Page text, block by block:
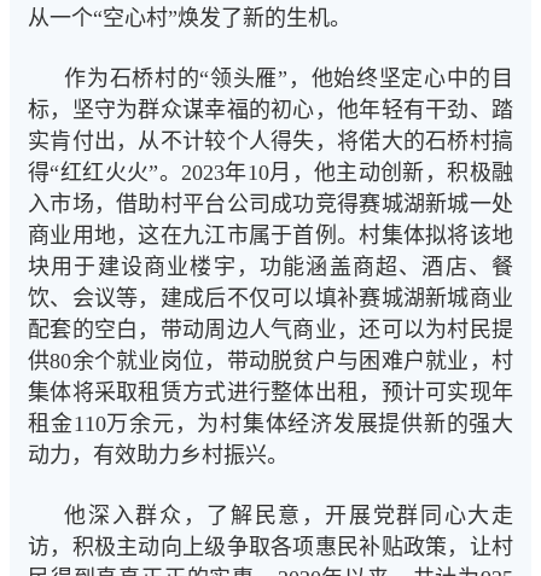
从一个“空心村”焕发了新的生机。
作为石桥村的“领头雁”，他始终坚定心中的目
标，坚守为群众谋幸福的初心，他年轻有干劲、踏
实肯付出，从不计较个人得失，将偌大的石桥村搞
得“红红火火”。2023年10月，他主动创新，积极融
入市场，借助村平台公司成功竞得赛城湖新城一处
商业用地，这在九江市属于首例。村集体拟将该地
块用于建设商业楼宇，功能涵盖商超、酒店、餐
饮、会议等，建成后不仅可以填补赛城湖新城商业
配套的空白，带动周边人气商业，还可以为村民提
供80余个就业岗位，带动脱贫户与困难户就业，村
集体将采取租赁方式进行整体出租，预计可实现年
租金110万余元，为村集体经济发展提供新的强大
动力，有效助力乡村振兴。
他深入群众，了解民意，开展党群同心大走
访，积极主动向上级争取各项惠民补贴政策，让村